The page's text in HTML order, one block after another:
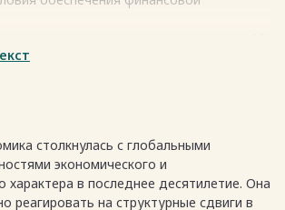
финансовой безопасности
ФИНАНСОВОЙ БЕЗОПАСНОСТИ ООО
экономическая характеристика
столкнулась с глобальными
экономического и
характера в последнее десятилетие. Она
реагировать на структурные сдвиги в